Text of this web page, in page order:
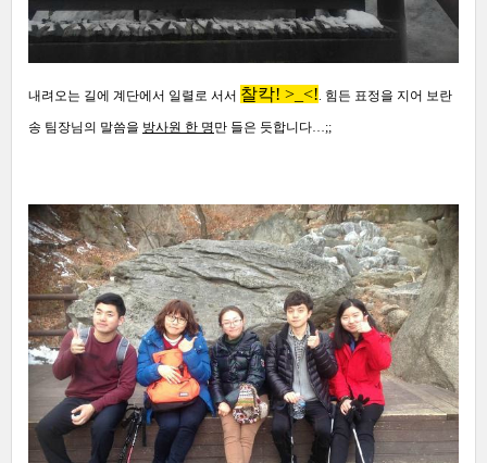
내려오는 길에 계단에서 일렬로 서서 찰칵! >_<! . 힘든 표정을 지어 보란
송 팀장님의 말씀을 방사원 한 명만 들은 듯합니다 …;;